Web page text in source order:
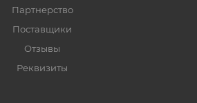
Партнерство
Поставщики
Отзывы
Реквизиты